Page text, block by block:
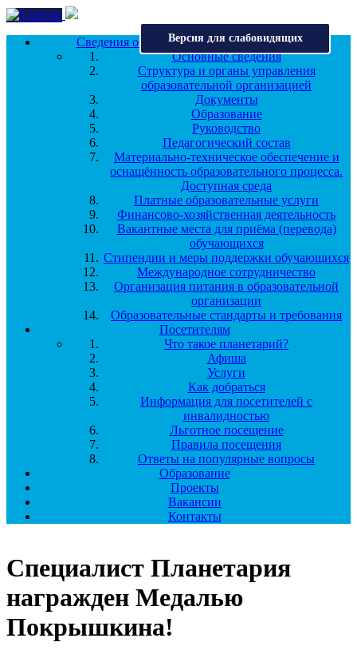
Перейти к основному содержанию
Версия для слабовидящих
Сведения об образовательной организации
Основные сведения
Структура и органы управления
образовательной организацией
Документы
Образование
Руководство
Педагогический состав
Материально-техническое обеспечение и
оснащённость образовательного процесса.
Доступная среда
Платные образовательные услуги
Финансово-хозяйственная деятельность
Вакантные места для приёма (перевода)
обучающихся
Стипендии и меры поддержки обучающихся
Международное сотрудничество
Организация питания в образовательной
организации
Образовательные стандарты и требования
Посетителям
Что такое планетарий?
Афиша
Услуги
Как добраться
Информация для посетителей с
инвалидностью
Льготное посещение
Правила посещения
Ответы на популярные вопросы
Образование
Проекты
Вакансии
Контакты
Специалист Планетария
награжден Медалью
Покрышкина!